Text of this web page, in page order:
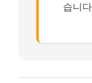
습니